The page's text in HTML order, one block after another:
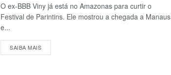
O ex-BBB Viny já está no Amazonas para curtir o
Festival de Parintins. Ele mostrou a chegada a Manaus
e...
SAIBA MAIS